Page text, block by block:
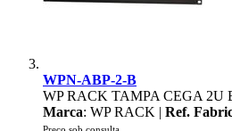
WPN-ABP-2-B
WP RACK TAMPA CEGA 2U
Marca: WP RACK | Ref.